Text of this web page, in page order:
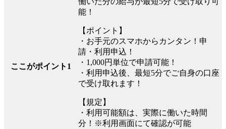
ここがポイント1
能！
【ポイント】
・お手元のスマホからカンタン！申
請・利用申込！
・1,000円単位で申請可能！
・利用申込後、最短5分でご自身の口座
で受け取れます！
【規定】
・利用可能額は、実際に働いた時間
分！※利用画面にて確認が可能